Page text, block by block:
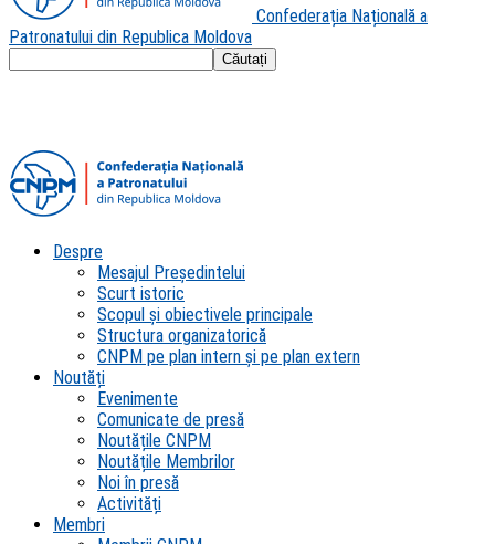
Confederația Națională a
Patronatului din Republica Moldova
Despre
Mesajul Președintelui
Scurt istoric
Scopul şi obiectivele principale
Structura organizatorică
CNPM pe plan intern şi pe plan extern
Noutăți
Evenimente
Comunicate de presă
Noutățile CNPM
Noutățile Membrilor
Noi în presă
Activități
Membri